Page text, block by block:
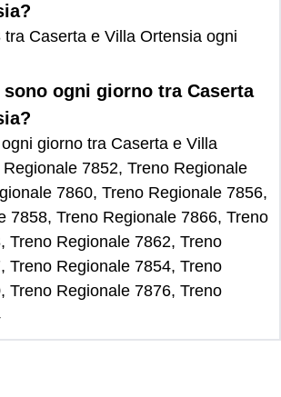
tra Caserta e Villa Ortensia ogni
ogni giorno tra Caserta
giorno tra Caserta e Villa
7852, Treno Regionale
7860, Treno Regionale 7856,
7858, Treno Regionale 7866, Treno
Treno Regionale 7862, Treno
Treno Regionale 7854, Treno
Treno Regionale 7876, Treno